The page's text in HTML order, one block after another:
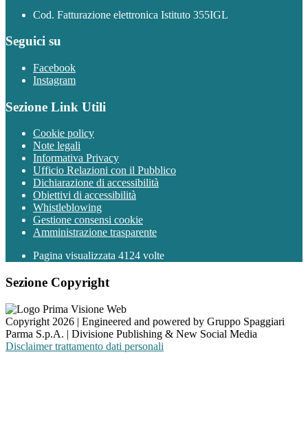
Cod. Fatturazione elettronica Istituto 355IGL
Seguici su
Facebook
Instagram
Sezione Link Utili
Cookie policy
Note legali
Informativa Privacy
Ufficio Relazioni con il Pubblico
Dichiarazione di accessibilità
Obiettivi di accessibilità
Whistleblowing
Gestione consensi cookie
Amministrazione trasparente
Pagina visualizzata 4124 volte
Sezione Copyright
Copyright 2026 | Engineered and powered by Gruppo Spaggiari
Parma S.p.A. | Divisione Publishing & New Social Media
Disclaimer trattamento dati personali